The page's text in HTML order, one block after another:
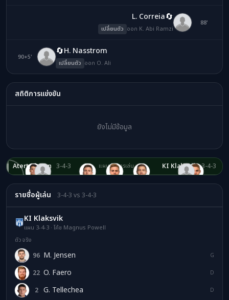
88'
KA
L. Correia🔄
เปลี่ยนตัว ออก K. Abi Ramzi
90+5' OA 🔄H. Nasstrom
เปลี่ยนตัว ออก O. Ali
สถิติการแข่งขัน
ยังไม่มีข้อมูล
Atert Bissen 3-4-3 แผนผังการเล่น KI Klaksvik 3-4-3
GD
40.Dupire
ZL
5.Louriz
YM
4.Mannone
EV
18.Veiga
TZ
39.Zeghdane
RE
8.Eddarraj
DP
31.Pimentel
LA
41.Correia
KA
21.Ramzi
RF
30.Ferber
TR
70.Rodrigues
MJ
96.Jensen
GS
26.Sorensen
GT
2.Tellechea
OF
22.Faero
JC
36.Carlos
DP
5.Pavlovic
HH
10.Hansson
JD
23.Danielsen
OA
28.Ali
PK
9.Klettskard
AF
7.Frederiksberg
รายชื่อผู้เล่น 3-4-3 vs 3-4-3
KI Klaksvik
แผน 3-4-3 · โค้ช Magnus Powell
ตัวจริง
MJ 96 M. Jensen G
OF 22 O. Faero D
GT 2 G. Tellechea D